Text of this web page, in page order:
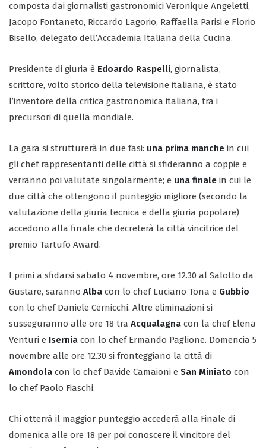
composta dai giornalisti gastronomici Veronique Angeletti,
Jacopo Fontaneto, Riccardo Lagorio, Raffaella Parisi e Florio
Bisello, delegato dell’Accademia Italiana della Cucina.
Presidente di giuria è Edoardo Raspelli, giornalista,
scrittore, volto storico della televisione italiana, è stato
l’inventore della critica gastronomica italiana, tra i
precursori di quella mondiale.
La gara si strutturerà in due fasi: una prima manche in cui
gli chef rappresentanti delle città si sfideranno a coppie e
verranno poi valutate singolarmente; e una finale in cui le
due città che ottengono il punteggio migliore (secondo la
valutazione della giuria tecnica e della giuria popolare)
accedono alla finale che decreterà la città vincitrice del
premio Tartufo Award.
I primi a sfidarsi sabato 4 novembre, ore 12.30 al Salotto da
Gustare, saranno Alba con lo chef Luciano Tona e Gubbio
con lo chef Daniele Cernicchi. Altre eliminazioni si
susseguranno alle ore 18 tra Acqualagna con la chef Elena
Venturi e Isernia con lo chef Ermando Paglione. Domencia 5
novembre alle ore 12.30 si fronteggiano la città di
Amondola con lo chef Davide Camaioni e San Miniato con
lo chef Paolo Fiaschi.
Chi otterrà il maggior punteggio accederà alla Finale di
domenica alle ore 18 per poi conoscere il vincitore del